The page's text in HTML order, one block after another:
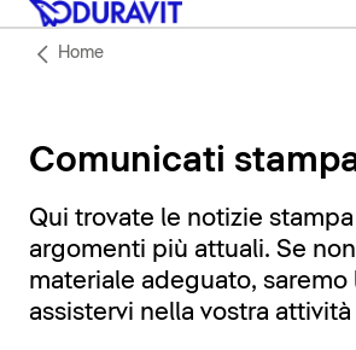
Home
Comunicati
Qui trovate le notizie
argomenti più attuali. Se
materiale adeguato, saremo
assistervi nella vostra